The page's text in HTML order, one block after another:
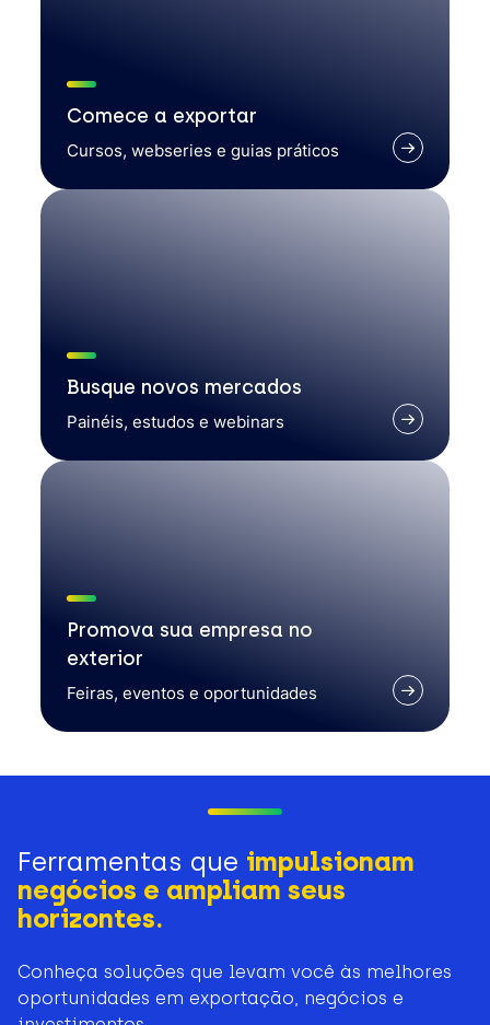
Comece a exportar
Cursos, webseries e guias práticos
Busque novos mercados
Painéis, estudos e webinars
Promova sua empresa no
exterior
Feiras, eventos e oportunidades
Ferramentas que impulsionam
negócios e ampliam seus
horizontes.
Conheça soluções que levam você às melhores
oportunidades em exportação, negócios e